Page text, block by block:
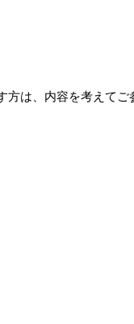
は、内容を考えてご